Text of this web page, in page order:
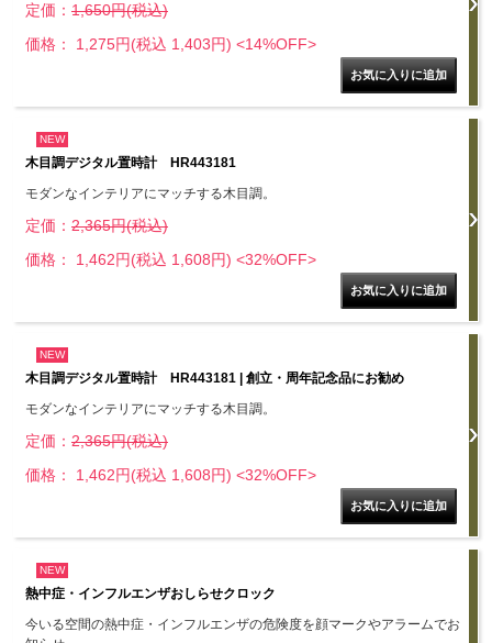
定価： 1,650円(税込)
価格： 1,275円(税込 1,403円) <14%OFF>
NEW
木目調デジタル置時計 HR443181
モダンなインテリアにマッチする木目調。
定価： 2,365円(税込)
価格： 1,462円(税込 1,608円) <32%OFF>
NEW
木目調デジタル置時計 HR443181 | 創立・周年記念品にお勧め
モダンなインテリアにマッチする木目調。
定価： 2,365円(税込)
価格： 1,462円(税込 1,608円) <32%OFF>
NEW
熱中症・インフルエンザおしらせクロック
今いる空間の熱中症・インフルエンザの危険度を顔マークやアラームでお